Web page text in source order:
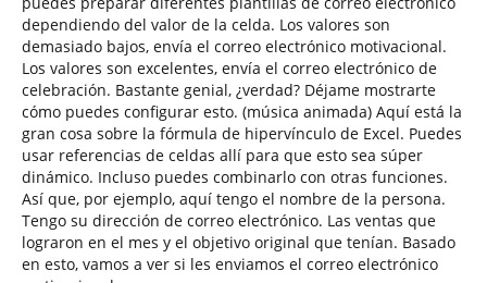
dependiendo del valor de la celda. Los valores son
demasiado bajos, envía el correo electrónico motivacional.
Los valores son excelentes, envía el correo electrónico de
celebración. Bastante genial, ¿verdad? Déjame mostrarte
cómo puedes configurar esto. (música animada) Aquí está la
gran cosa sobre la fórmula de hipervínculo de Excel. Puedes
usar referencias de celdas allí para que esto sea súper
dinámico. Incluso puedes combinarlo con otras funciones.
Así que, por ejemplo, aquí tengo el nombre de la persona.
Tengo su dirección de correo electrónico. Las ventas que
lograron en el mes y el objetivo original que tenían. Basado
en esto, vamos a ver si les enviamos el correo electrónico